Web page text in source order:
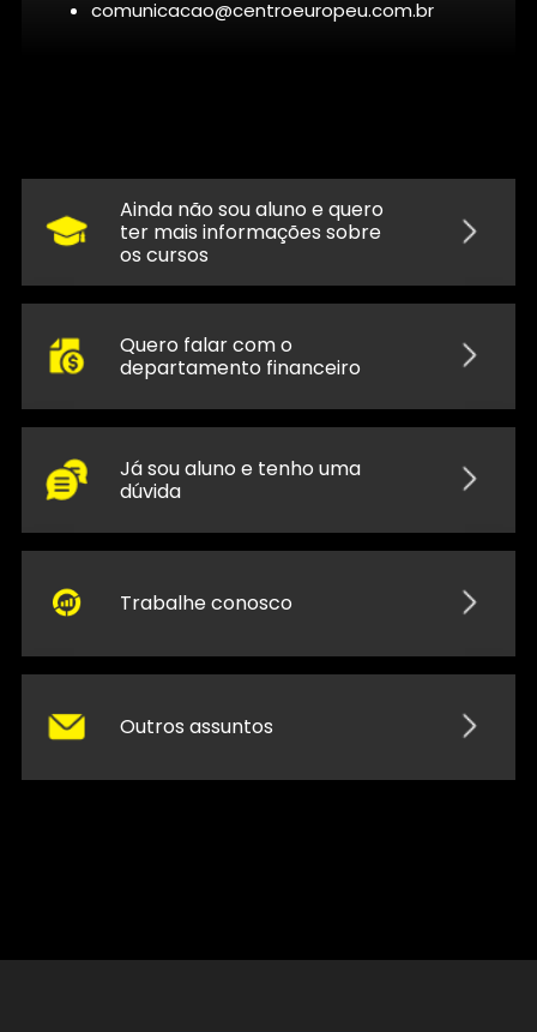
comunicacao@centroeuropeu.com.br
Ainda não sou aluno e quero
ter mais informações sobre
os cursos
Quero falar com o
departamento financeiro
Já sou aluno e tenho uma
dúvida
Trabalhe conosco
Outros assuntos